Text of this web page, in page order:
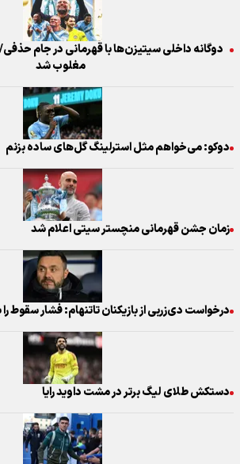
دوگانه داخلی سیتیزن‌ها با قهرمانی در جام
مغلوب شد
دوکو: می‌خواهم مثل استرلینگ گل‌های ساده بزنم
زمان جشن قهرمانی منچستر سیتی اعلام شد
درخواست دی‌زربی از بازیکنان تاتنهام: فشار سقوط را
دستکش طلای لیگ برتر در مشت داوید رایا